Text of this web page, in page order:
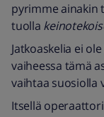
pyrimme ainakin
tuolla
Jatkoaskelia ei
vaiheessa tämä
vaihtaa suosiolla
Itsellä